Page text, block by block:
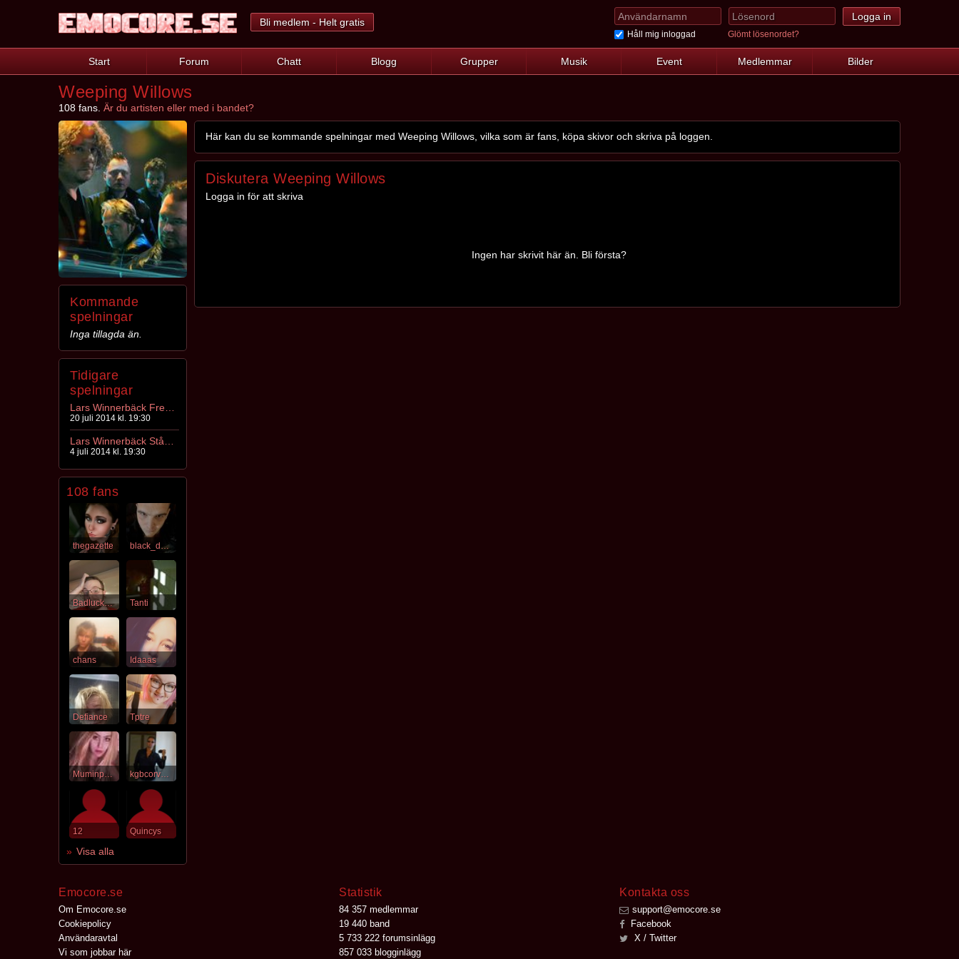
Bli medlem - Helt gratis
Håll mig inloggad Glömt lösenordet?
Start Forum Chatt Blogg Grupper Musik Event Medlemmar Bilder
Weeping Willows
108 fans. Är du artisten eller med i bandet?
Kommande
spelningar
Inga tillagda än.
Tidigare
spelningar
20 juli 2014 kl. 19:30
4 juli 2014 kl. 19:30
108 fans
thegazette black_destiny
Badluckbursell Tanti
chans Idaaas
Defiance Tptre
Muminpappa kgbcorvette
12 Quincys
Visa alla
Här kan du se kommande spelningar med Weeping Willows, vilka som är fans, köpa skivor och skriva på loggen.
Diskutera Weeping Willows
Logga in för att skriva
Ingen har skrivit här än. Bli första?
Emocore.se
Om Emocore.se
Cookiepolicy
Användaravtal
Vi som jobbar här
Statistik
84 357 medlemmar
19 440 band
5 733 222 forumsinlägg
857 033 blogginlägg
Kontakta oss
support@emocore.se
Facebook
X / Twitter